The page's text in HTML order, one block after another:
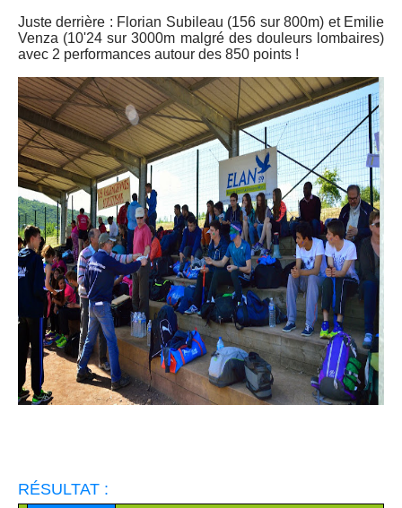
Juste derrière : Florian Subileau (156 sur 800m) et Emilie
Venza (10'24 sur 3000m malgré des douleurs lombaires)
avec 2 performances autour des 850 points !
RÉSULTAT :